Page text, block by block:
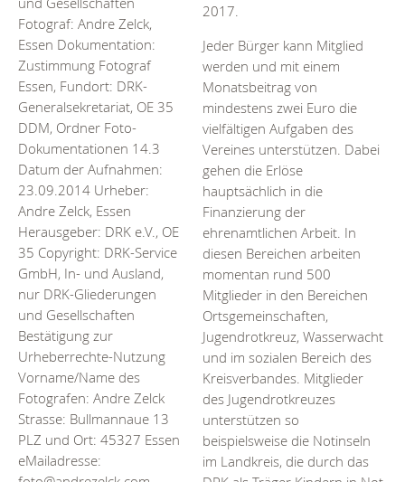
und Gesellschaften
Fotograf: Andre Zelck,
Essen Dokumentation:
Zustimmung Fotograf
Essen, Fundort: DRK-
Generalsekretariat, OE 35
DDM, Ordner Foto-
Dokumentationen 14.3
Datum der Aufnahmen:
23.09.2014 Urheber:
Andre Zelck, Essen
Herausgeber: DRK e.V., OE
35 Copyright: DRK-Service
GmbH, In- und Ausland,
nur DRK-Gliederungen
und Gesellschaften
Bestätigung zur
Urheberrechte-Nutzung
Vorname/Name des
Fotografen: Andre Zelck
Strasse: Bullmannaue 13
PLZ und Ort: 45327 Essen
eMailadresse:
2017.
Jeder Bürger kann Mitglied
werden und mit einem
Monatsbeitrag von
mindestens zwei Euro die
vielfältigen Aufgaben des
Vereines unterstützen. Dabei
gehen die Erlöse
hauptsächlich in die
Finanzierung der
ehrenamtlichen Arbeit. In
diesen Bereichen arbeiten
momentan rund 500
Mitglieder in den Bereichen
Ortsgemeinschaften,
Jugendrotkreuz, Wasserwacht
und im sozialen Bereich des
Kreisverbandes. Mitglieder
des Jugendrotkreuzes
unterstützen so
beispielsweise die Notinseln
im Landkreis, die durch das